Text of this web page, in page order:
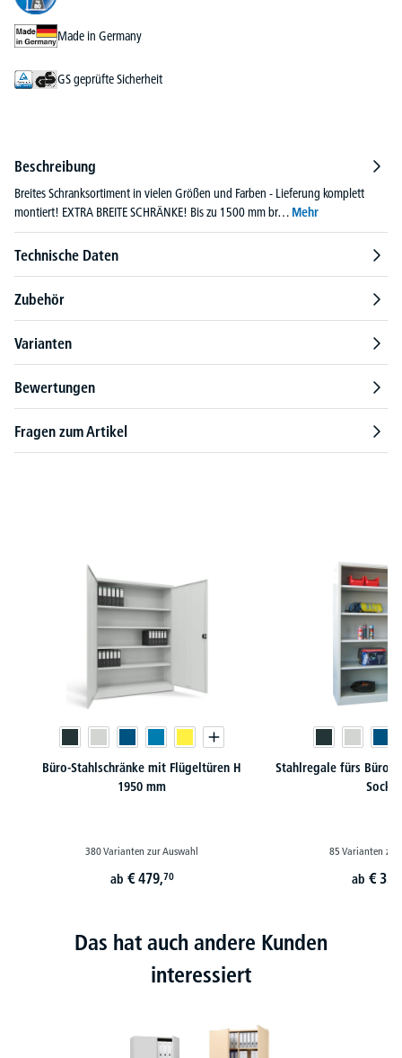
Made in Germany
GS geprüfte Sicherheit
Beschreibung
Breites Schranksortiment in vielen Größen und Farben - Lieferung komplett
montiert! EXTRA BREITE SCHRÄNKE! Bis zu 1500 mm br… Mehr
Technische Daten
Zubehör
Varianten
Bewertungen
Fragen zum Artikel
Büro-Stahlschränke mit Flügeltüren H
1950 mm
380 Varianten zur Auswahl
ab € 479,70
Stahlregale fürs Büro
Sockel
85 Varianten zur
ab €
Das hat auch andere Kunden
interessiert